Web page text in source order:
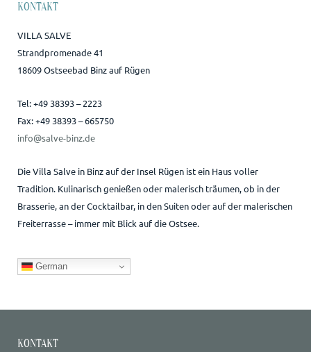
KONTAKT
VILLA SALVE
Strandpromenade 41
18609 Ostseebad Binz auf Rügen
Tel: +49 38393 – 2223
Fax: +49 38393 – 665750
info@salve-binz.de
Die Villa Salve in Binz auf der Insel Rügen ist ein Haus voller
Tradition. Kulinarisch genießen oder malerisch träumen, ob in der
Brasserie, an der Cocktailbar, in den Suiten oder auf der malerischen
Freiterrasse – immer mit Blick auf die Ostsee.
German
KONTAKT